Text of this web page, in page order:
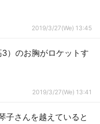
2019/3/27(We) 13:45
）のお胸がロケットす
2019/3/27(We) 13:41
子さんを越えていると